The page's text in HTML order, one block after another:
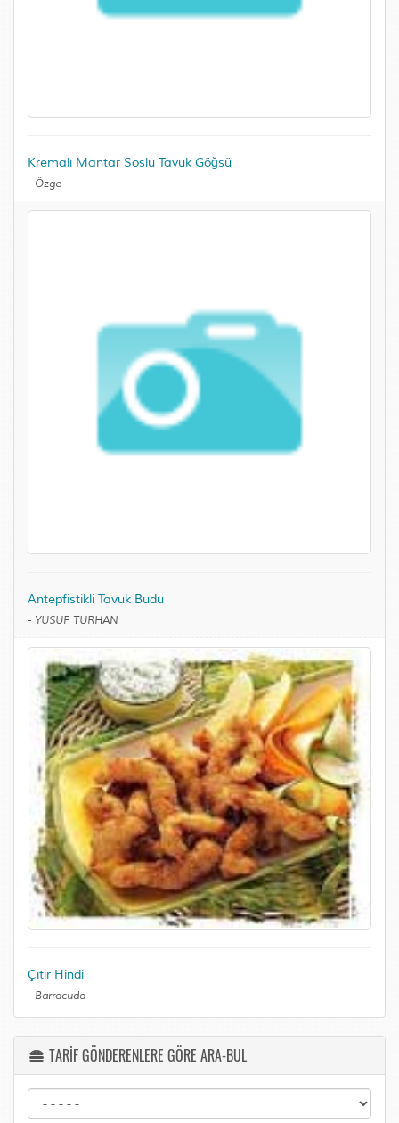
Kremalı Mantar Soslu Tavuk Göğsü
- Özge
Antepfistikli Tavuk Budu
- YUSUF TURHAN
Çıtır Hindi
- Barracuda
TARİF GÖNDERENLERE GÖRE ARA-BUL